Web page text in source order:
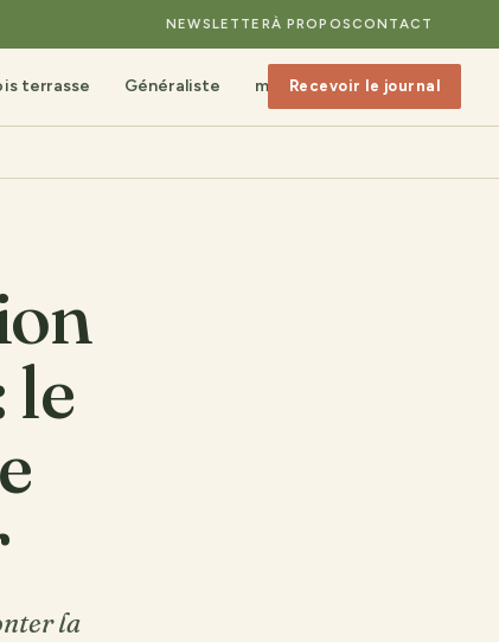
NEWSLETTERÀ PROPOSCONTACT
terrasse Généraliste mobilier de jardin
Recevoir le journal
le
la